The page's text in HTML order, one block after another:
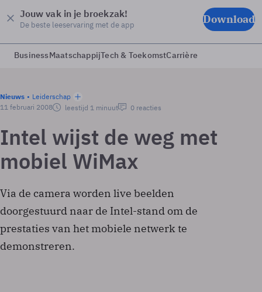
Jouw vak in je broekzak!
De beste leeservaring met de app Download
BusinessMaatschappijTech & ToekomstCarrière
Nieuws
Leiderschap
11 februari 2008
leestijd 1 minuut 0 reacties
Intel wijst de weg met
mobiel WiMax
Via de camera worden live beelden
doorgestuurd naar de Intel-stand om de
prestaties van het mobiele netwerk te
demonstreren.